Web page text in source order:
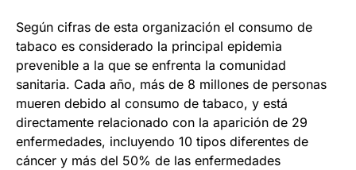
Según cifras de esta organización el consumo de
tabaco es considerado la principal epidemia
prevenible a la que se enfrenta la comunidad
sanitaria. Cada año, más de 8 millones de personas
mueren debido al consumo de tabaco, y está
directamente relacionado con la aparición de 29
enfermedades, incluyendo 10 tipos diferentes de
cáncer y más del 50% de las enfermedades